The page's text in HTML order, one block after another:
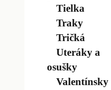
Tielka
Traky
Tričká
Uteráky a
osušky
Valentínsky